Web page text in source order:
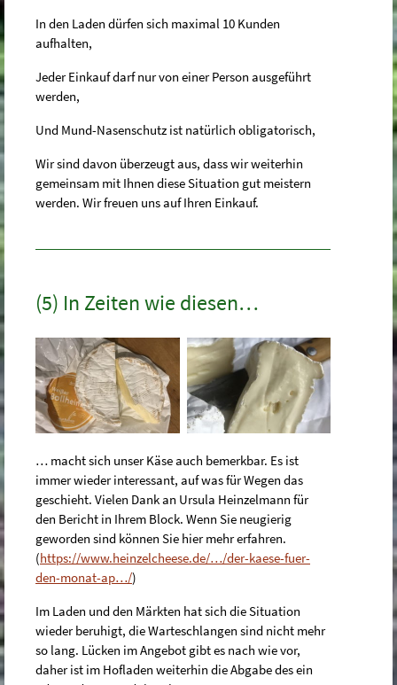
In den Laden dürfen sich maximal 10 Kunden
aufhalten,
Jeder Einkauf darf nur von einer Person ausgeführt
werden,
Und Mund-Nasenschutz ist natürlich obligatorisch,
Wir sind davon überzeugt aus, dass wir weiterhin
gemeinsam mit Ihnen diese Situation gut meistern
werden. Wir freuen uns auf Ihren Einkauf.
(5) In Zeiten wie diesen…
… macht sich unser Käse auch bemerkbar. Es ist
immer wieder interessant, auf was für Wegen das
geschieht. Vielen Dank an Ursula Heinzelmann für
den Bericht in Ihrem Block. Wenn Sie neugierig
geworden sind können Sie hier mehr erfahren.
(https://www.heinzelcheese.de/…/der-kaese-fuer-
den-monat-ap…/)
Im Laden und den Märkten hat sich die Situation
wieder beruhigt, die Warteschlangen sind nicht mehr
so lang. Lücken im Angebot gibt es nach wie vor,
daher ist im Hofladen weiterhin die Abgabe des ein